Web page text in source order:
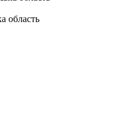
область